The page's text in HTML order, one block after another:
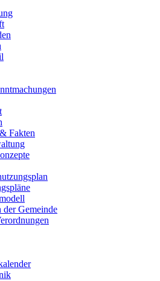
Fakten
der Gemeinde